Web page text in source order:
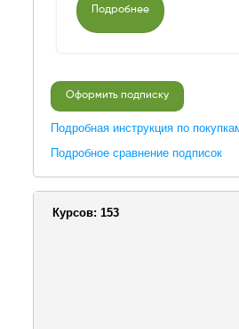
Подробнее
Оформить подписку
Подробная инструкция по
Подробное сравнение подписок
Курсов: 153